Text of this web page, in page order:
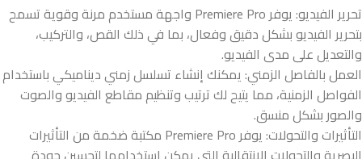
تحرير الفيديو: يوفر Premiere Pro واجهة مستخدم مرنة وقوية تسمح
بتحرير الفيديو بشكل دقيق وفعال، بما في ذلك القص، والتركيب،
والتعديل على مدى الفيديو.
العمل بالفاصل الزمني: يمكنك إنشاء تسلسل زمني ديناميكي باستخدام
الفواصل الزمنية، مما يتيح لك ترتيب وتنظيم مقاطع الفيديو والصوت
والصور بشكل منسق.
التأثيرات والتحولات: يوفر Premiere Pro مكتبة ضخمة من التأثيرات